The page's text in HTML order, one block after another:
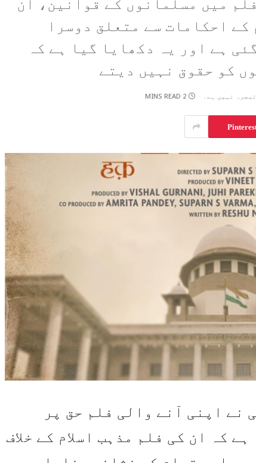
میں مسلمانوں کے قوانین، ان
کے احکامات سے متعلق دوسرا
ہے اور یہ دکھایا گیا ہے کہ
کو حقوق نہیں دیتے
نہیں ہے۔ 2 MINS READ
نے اپنی آنے والی فلم حق پر
کہ ان کی فلم مذہب اسلام کے خلاف